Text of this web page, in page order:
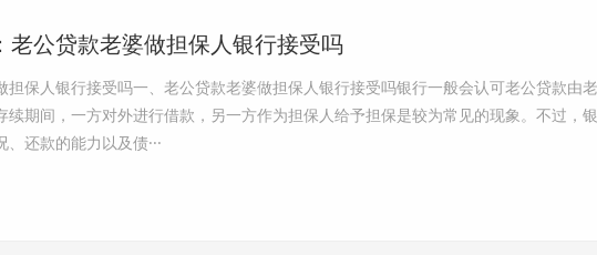
老公贷款老婆做担保人银行接受吗
担保人银行接受吗一、老公贷款老婆做担保人银行接受吗银行一般会认可老公贷款由
续期间，一方对外进行借款，另一方作为担保人给予担保是较为常见的现象。不过，
还款的能力以及债···